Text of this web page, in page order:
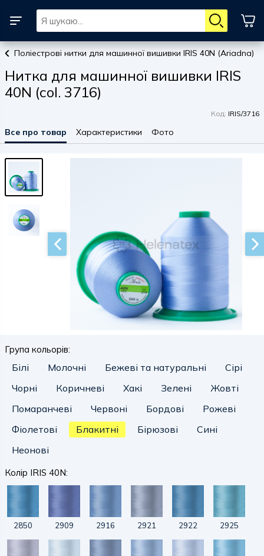
Поліестрові нитки для машинної вишивки IRIS 40N (Ariadna)
Нитка для машинної вишивки IRIS
40N (col. 3716)
Код: IRIS/3716
Все про товар Характеристики Фото
Група кольорів:
Білі Молочні Бежеві та натуральні
Сірі
Чорні
Коричневі Хакі Зелені
Жовті
Помаранчеві
Червоні Бордові
Рожеві
Фіолетові
Блакитні Бірюзові
Сині
Неонові
Колір IRIS 40N:
2850 2909 2916 2921 2922 2925